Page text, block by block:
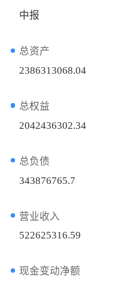
中报
总资产
2386313068.04
总权益
2042436302.34
总负债
343876765.7
营业收入
522625316.59
现金变动净额